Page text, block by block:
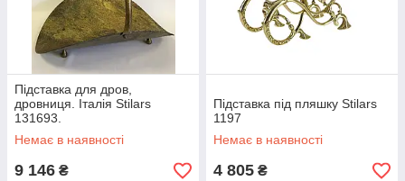
Підставка для дров,
дровниця. Італія Stilars
131693.
Немає в наявності
9 146 ₴
Підставка під пляшку Stilars
1197
Немає в наявності
4 805 ₴